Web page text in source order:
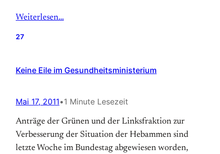
Weiterlesen…
27
Keine Eile im Gesundheitsministerium
Mai 17, 2011•1 Minute Lesezeit
Anträge der Grünen und der Linksfraktion zur
Verbesserung der Situation der Hebammen sind
letzte Woche im Bundestag abgewiesen worden,